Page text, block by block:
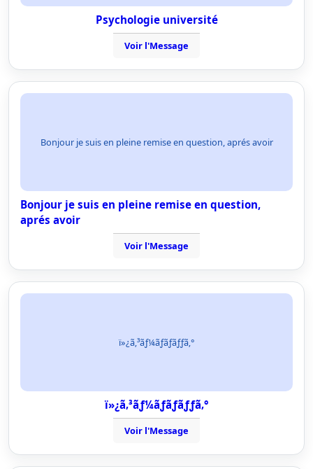
Psychologie université
Voir l'Message
Bonjour je suis en pleine remise en question, aprés avoir
Bonjour je suis en pleine remise en question,
aprés avoir
Voir l'Message
ï»¿ã‚³ãƒ¼ãƒãƒãƒƒã‚°
ï»¿ã‚³ãƒ¼ãƒãƒãƒƒã‚°
Voir l'Message